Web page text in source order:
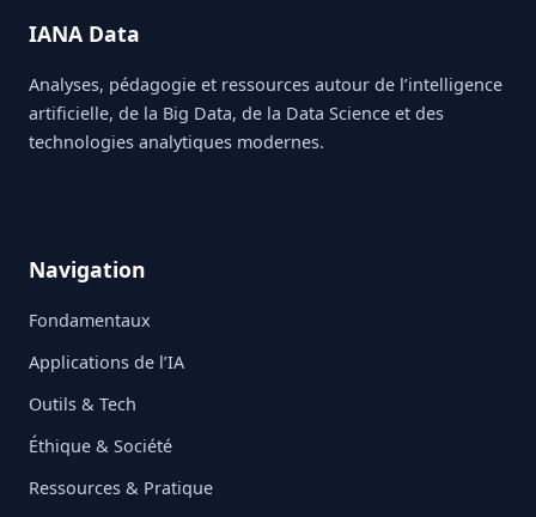
IANA Data
Analyses, pédagogie et ressources autour de l’intelligence
artificielle, de la Big Data, de la Data Science et des
technologies analytiques modernes.
Navigation
Fondamentaux
Applications de l’IA
Outils & Tech
Éthique & Société
Ressources & Pratique